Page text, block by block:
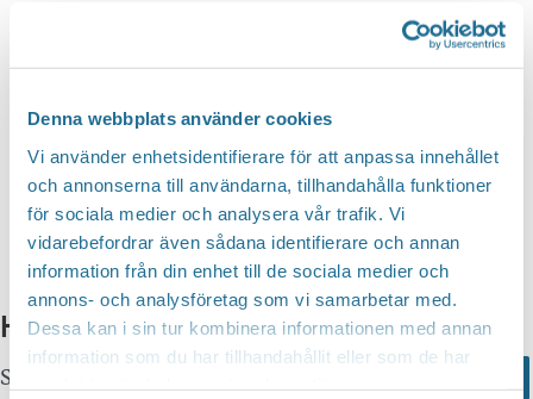
Denna webbplats använder cookies
Vi använder enhetsidentifierare för att anpassa innehållet
och annonserna till användarna, tillhandahålla funktioner
för sociala medier och analysera vår trafik. Vi
vidarebefordrar även sådana identifierare och annan
information från din enhet till de sociala medier och
annons- och analysföretag som vi samarbetar med.
Dessa kan i sin tur kombinera informationen med annan
information som du har tillhandahållit eller som de har
Föregående
Idag Nästa
Prenumerera på kalender
Hittar du inte vad du söker?
Sök här...